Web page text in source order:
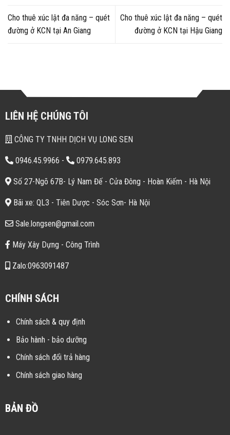
Cho thuê xúc lật đa năng – quét
đường ở KCN tại An Giang
Cho thuê xúc lật đa năng – quét
đường ở KCN tại Hậu Giang
LIÊN HỆ CHÚNG TÔI
CÔNG TY TNHH DỊCH VỤ LONG SEN
0946.45.9966 - 0979.645.893
Số 27-Ngõ 67B- Lý Nam Đế - Cửa Đông - Hoàn Kiếm - Hà Nội
Bãi xe: QL3 - Tiên Dược - Sóc Sơn- Hà Nội
Sale.longsen@gmail.com
Máy Xây Dựng - Công Trình
Zalo:0963091487
CHÍNH SÁCH
Chính sách & quy định
Bảo hành - bảo dưỡng
Chính sách đổi trả hàng
Chính sách giao hàng
BẢN ĐỒ